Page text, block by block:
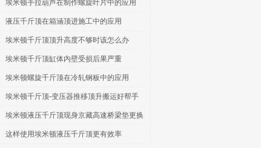
埃米顿手拉葫芦在制作螺旋叶片中的应用
液压千斤顶在箱涵顶进施工中的应用
埃米顿千斤顶顶升高度不够时该怎么办
埃米顿千斤顶缸体内壁受损后果严重
埃米顿螺旋千斤顶在冷轧钢板中的应用
埃米顿千斤顶-变压器推移顶升搬运好帮手
埃米顿液压千斤顶现身京藏高速桥梁垫更换
这样使用埃米顿液压千斤顶更有效率